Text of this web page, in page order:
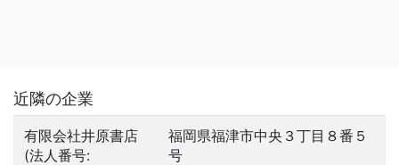
近隣の企業
有限会社井原書店
(法人番号:
福岡県福津市中央３丁目８番５
号